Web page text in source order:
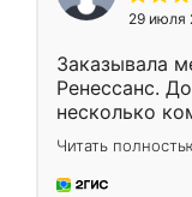
29 июля
Заказывала
Ренессанс.
несколько
эту. Сначала
приехал
и снял
Читать